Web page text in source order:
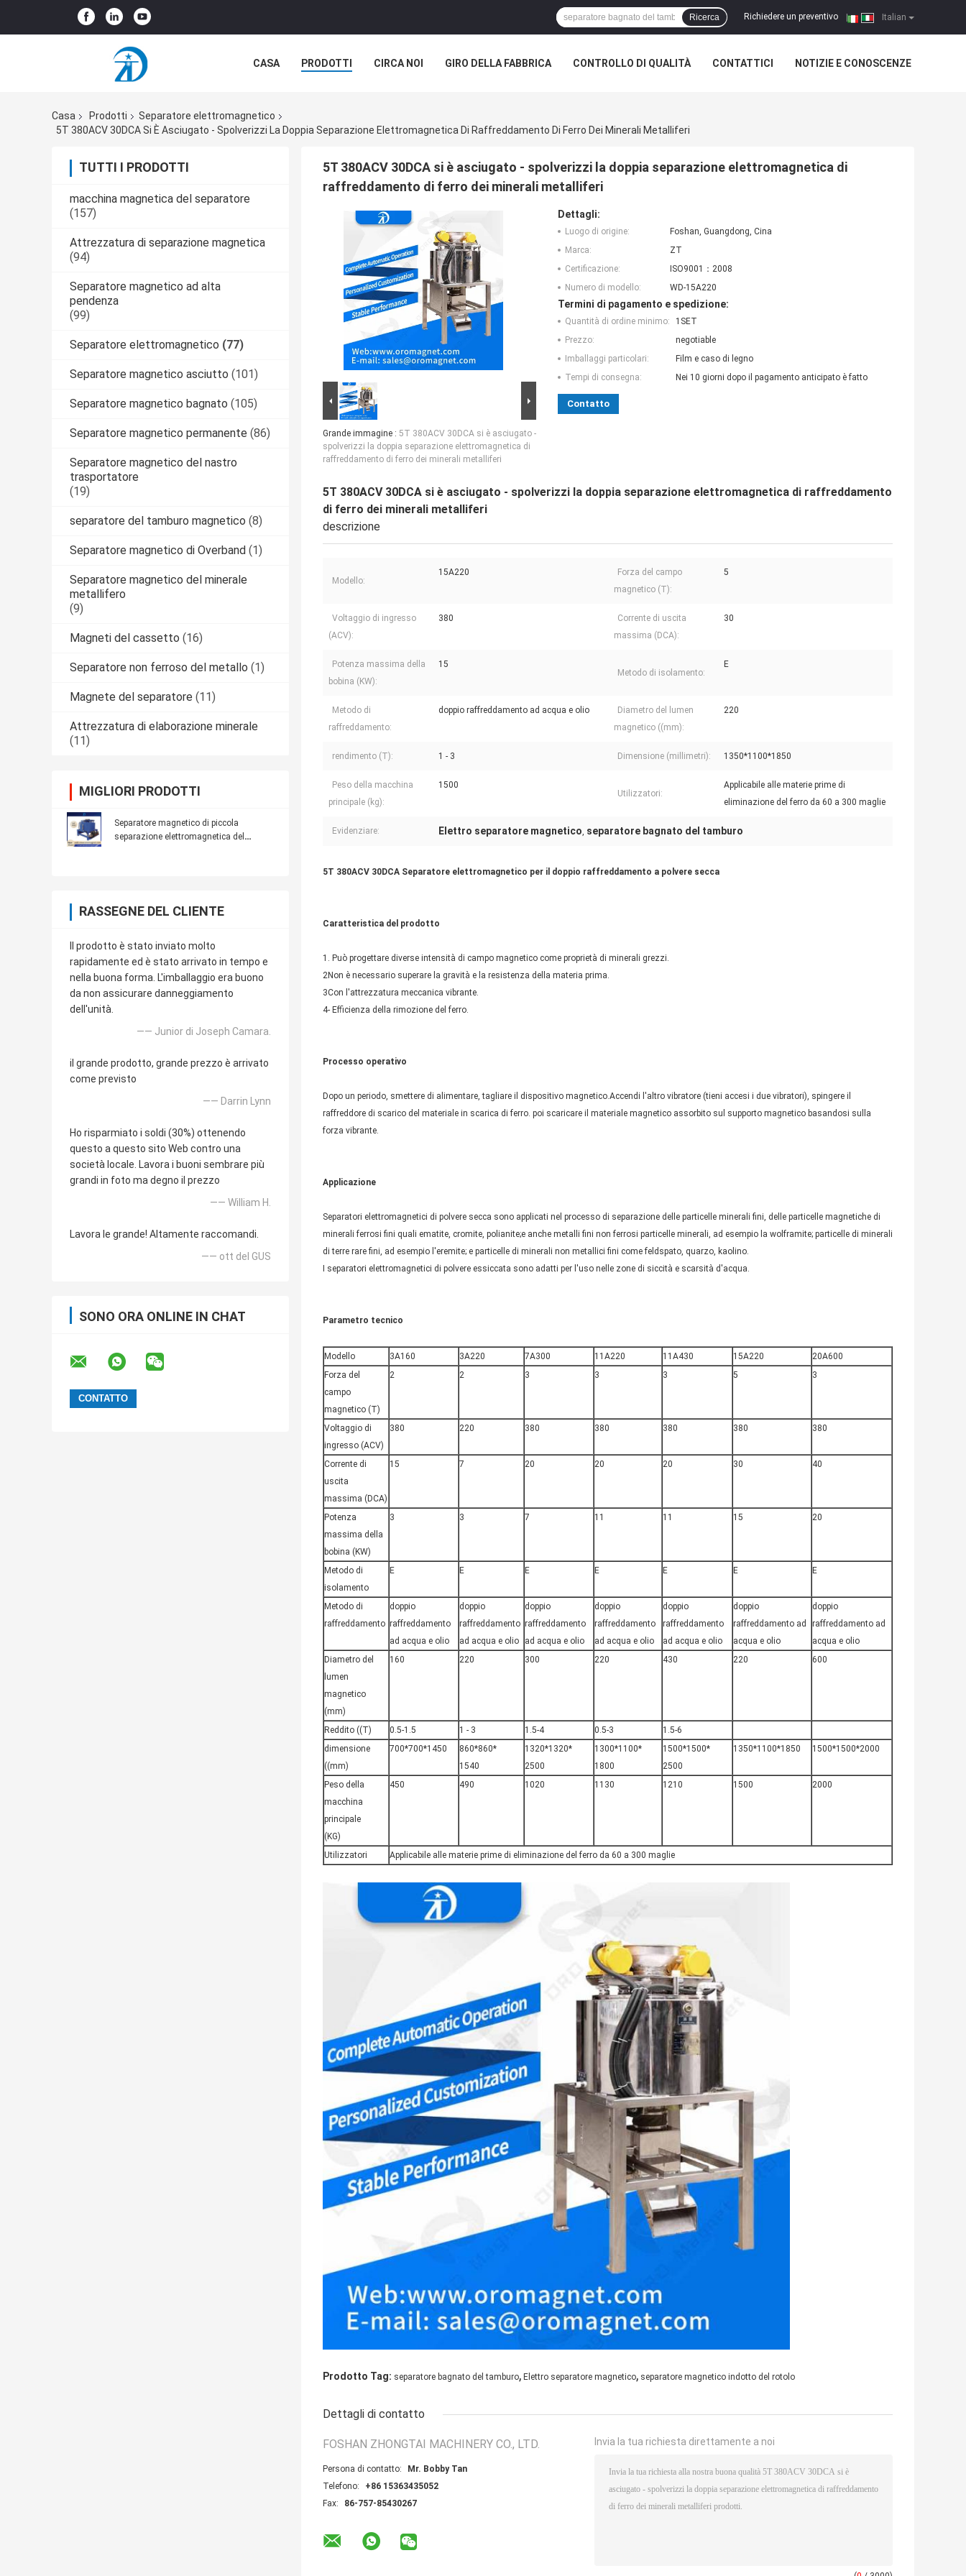
Italian
Richiedere un preventivo |
Ricerca
CASA PRODOTTI CIRCA NOI GIRO DELLA FABBRICA CONTROLLO DI QUALITÀ CONTATTICI NOTIZIE E CONOSCENZE
Casa
Prodotti
Separatore elettromagnetico
5T 380ACV 30DCA Si È Asciugato - Spolverizzi La Doppia Separazione Elettromagnetica Di Raffreddamento Di Ferro Dei Minerali Metalliferi
TUTTI I PRODOTTI
macchina magnetica del separatore
(157)
Attrezzatura di separazione magnetica
(94)
Separatore magnetico ad alta
pendenza
(99)
Separatore elettromagnetico (77)
Separatore magnetico asciutto (101)
Separatore magnetico bagnato (105)
Separatore magnetico permanente (86)
Separatore magnetico del nastro
trasportatore
(19)
separatore del tamburo magnetico (8)
Separatore magnetico di Overband (1)
Separatore magnetico del minerale
metallifero
(9)
Magneti del cassetto (16)
Separatore non ferroso del metallo (1)
Magnete del separatore (11)
Attrezzatura di elaborazione minerale
(11)
MIGLIORI PRODOTTI
Separatore magnetico di piccola
separazione elettromagnetica del
RASSEGNE DEL CLIENTE
Il prodotto è stato inviato molto
rapidamente ed è stato arrivato in tempo e
nella buona forma. L'imballaggio era buono
da non assicurare danneggiamento
dell'unità.
—— Junior di Joseph Camara.
il grande prodotto, grande prezzo è arrivato
come previsto
—— Darrin Lynn
Ho risparmiato i soldi (30%) ottenendo
questo a questo sito Web contro una
società locale. Lavora i buoni sembrare più
grandi in foto ma degno il prezzo
—— William H.
Lavora le grande! Altamente raccomandi.
—— ott del GUS
SONO ORA ONLINE IN CHAT
5T 380ACV 30DCA si è asciugato - spolverizzi la doppia separazione elettromagnetica di
raffreddamento di ferro dei minerali metalliferi
Grande immagine : 5T 380ACV 30DCA si è asciugato -
spolverizzi la doppia separazione elettromagnetica di
raffreddamento di ferro dei minerali metalliferi
Dettagli:
Luogo di origine:
Foshan, Guangdong, Cina
Marca:
ZT
Certificazione:
ISO9001：2008
Numero di modello:
WD-15A220
Termini di pagamento e spedizione:
Quantità di ordine minimo:
1SET
Prezzo:
negotiable
Imballaggi particolari:
Film e caso di legno
Tempi di consegna:
Nei 10 giorni dopo il pagamento anticipato è fatto
Contatto
5T 380ACV 30DCA si è asciugato - spolverizzi la doppia separazione elettromagnetica di raffreddamento
di ferro dei minerali metalliferi
descrizione
Modello:
15A220
Forza del campo
magnetico (T):
5
Voltaggio di ingresso
(ACV):
380
Corrente di uscita
massima (DCA):
30
Potenza massima della
bobina (KW):
15
Metodo di isolamento:
E
Metodo di
raffreddamento:
doppio raffreddamento ad acqua e olio
Diametro del lumen
magnetico ((mm):
220
rendimento (T): 1 - 3 Dimensione (millimetri): 1350*1100*1850
Peso della macchina
principale (kg):
1500
Utilizzatori:
Applicabile alle materie prime di
eliminazione del ferro da 60 a 300 maglie
Evidenziare: Elettro separatore magnetico separatore bagnato del tamburo
5T 380ACV 30DCA Separatore elettromagnetico per il doppio raffreddamento a polvere secca
Caratteristica del prodotto
1. Può progettare diverse intensità di campo magnetico come proprietà di minerali grezzi.
2Non è necessario superare la gravità e la resistenza della materia prima.
3Con l'attrezzatura meccanica vibrante.
4- Efficienza della rimozione del ferro.
Processo operativo
Dopo un periodo, smettere di alimentare, tagliare il dispositivo magnetico.Accendi l'altro vibratore (tieni accesi i due vibratori), spingere il
raffreddore di scarico del materiale in scarica di ferro. poi scaricare il materiale magnetico assorbito sul supporto magnetico basandosi sulla
forza vibrante.
Applicazione
Separatori elettromagnetici di polvere secca sono applicati nel processo di separazione delle particelle minerali fini, delle particelle magnetiche di
minerali ferrosi fini quali ematite, cromite, polianite;e anche metalli fini non ferrosi particelle minerali, ad esempio la wolframite; particelle di minerali
di terre rare fini, ad esempio l'eremite; e particelle di minerali non metallici fini come feldspato, quarzo, kaolino.
I separatori elettromagnetici di polvere essiccata sono adatti per l'uso nelle zone di siccità e scarsità d'acqua.
Parametro tecnico
Modello 3A160 3A220 7A300 11A220 11A430 15A220
20A600
Forza del
campo
magnetico (T)
2 2 3 3 3 5 3
Voltaggio di
ingresso (ACV)
380 220 380 380 380 380 380
Corrente di
uscita
massima (DCA)
15 7 20 20 20 30 40
Potenza
massima della
bobina (KW)
3 3 7 11 11 15 20
Metodo di
isolamento
E E E E E E E
Metodo di
raffreddamento
doppio
raffreddamento
ad acqua e olio
doppio
raffreddamento
ad acqua e olio
doppio
raffreddamento
ad acqua e olio
doppio
raffreddamento
ad acqua e olio
doppio
raffreddamento
ad acqua e olio
doppio
raffreddamento ad
acqua e olio
doppio
raffreddamento ad
acqua e olio
Diametro del
lumen
magnetico
(mm)
160 220 300 220 430 220 600
Reddito ((T) 0.5-1.5 1 - 3 1.5-4 0.5-3
1.5-6
dimensione
((mm)
700*700*1450
860*860*
1540
1320*1320*
2500
1300*1100*
1800
1500*1500*
2500
1350*1100*1850 1500*1500*2000
Peso della
macchina
principale
(KG)
450 490 1020 1130 1210 1500 2000
Utilizzatori Applicabile alle materie prime di eliminazione del ferro da 60 a 300 maglie
Prodotto Tag: separatore bagnato del tamburo, Elettro separatore magnetico, separatore magnetico indotto del rotolo
Dettagli di contatto
FOSHAN ZHONGTAI MACHINERY CO., LTD.
Persona di contatto:
Mr. Bobby Tan
Telefono:
+86 15363435052
Fax:
86-757-85430267
Invia la tua richiesta direttamente a noi